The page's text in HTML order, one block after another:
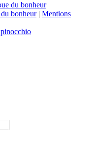
du bonheur
bonheur| Mentions